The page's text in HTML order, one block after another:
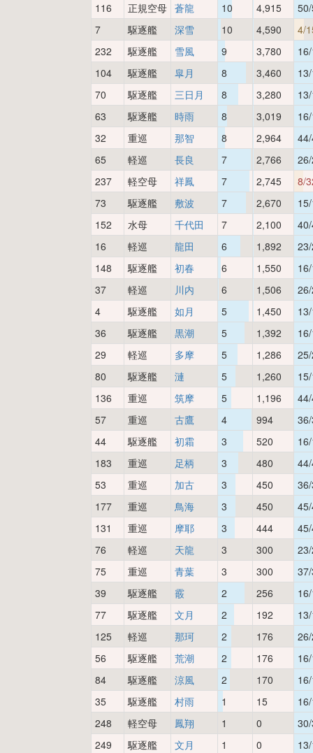
116
正規空母 蒼龍 10 4,915
7
駆逐艦 深雪 10 4,590
4/
232
駆逐艦 雪風 9 3,780
104
駆逐艦 皐月 8 3,460
70
駆逐艦 三日月 8 3,280
63
駆逐艦 時雨 8 3,019
32
重巡 那智 8 2,964
65
軽巡 長良 7 2,766
237
軽空母 祥鳳 7 2,745
8/
73
駆逐艦 敷波 7 2,670
152
水母 千代田 7 2,100
16
軽巡 龍田 6 1,892
148
駆逐艦 初春 6 1,550
37
軽巡 川内 6 1,506
4
駆逐艦 如月 5 1,450
36
駆逐艦 黒潮 5 1,392
29
軽巡 多摩 5 1,286
80
駆逐艦 漣 5 1,260
136
重巡 筑摩 5 1,196
57
重巡 古鷹 4 994
44
駆逐艦 初霜 3 520
183
重巡 足柄 3 480
53
重巡 加古 3 450
177
重巡 鳥海 3 450
131
重巡 摩耶 3 444
76
軽巡 天龍 3 300
75
重巡 青葉 3 300
39
駆逐艦 霰 2 256
77
駆逐艦 文月 2 192
125
軽巡 那珂 2 176
56
駆逐艦 荒潮 2 176
84
駆逐艦 涼風 2 170
35
駆逐艦 村雨 1 15
248
軽空母 鳳翔 1 0
249
駆逐艦 文月 1 0